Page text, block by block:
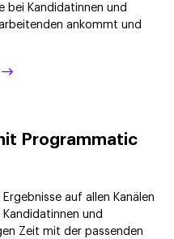
bei Kandidatinnen und
ankommt und
Programmatic
auf allen Kanälen
und
Zeit mit der passenden